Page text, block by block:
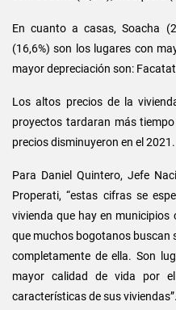
En cuanto a casas, Soacha
(16,6%) son los lugares con
mayor depreciación son:
Los altos precios de la
proyectos tardaran más
precios disminuyeron en el 2021.
Para Daniel Quintero, Jefe
Properati, “estas cifras se
vivienda que hay en
que muchos bogotanos buscan
completamente de ella. Son
mayor calidad de vida por
características de sus viviendas”.